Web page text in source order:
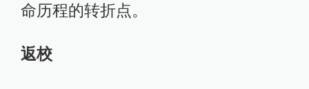
命历程的转折点。
返校